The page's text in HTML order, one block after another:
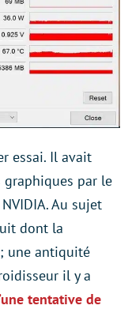
essai. Il avait
graphiques par le
Au sujet
dont la
une antiquité
il y a
tentative de